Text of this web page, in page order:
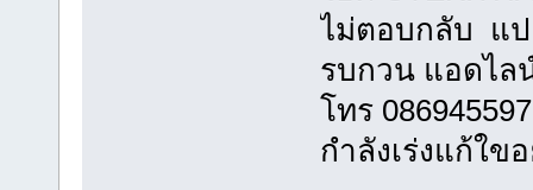
ไม่ตอบกลับ แป
รบกวน แอดไล
โทร
กำลังเร่งแก้ใข